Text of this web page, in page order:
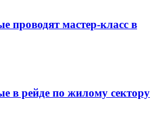
проводят мастер-класс в
в рейде по жилому сектору